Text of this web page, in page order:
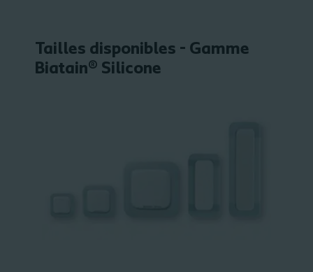
Tailles disponibles - Gamme
Biatain® Silicone